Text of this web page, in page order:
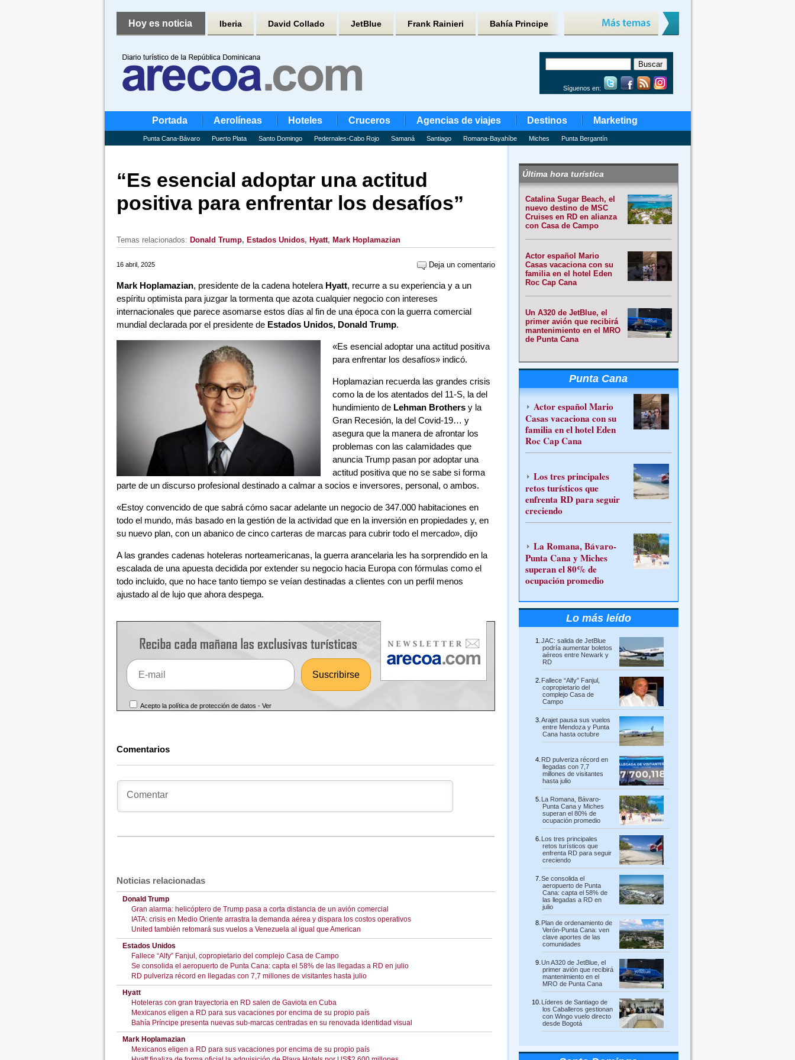
Hoy es noticia Iberia David Collado JetBlue Frank Rainieri Bahía Principe
Síguenos en:
Portada Aerolíneas Hoteles Cruceros Agencias de viajes Destinos Marketing
Punta Cana-Bávaro Puerto Plata Santo Domingo Pedernales-Cabo Rojo Samaná Santiago Romana-Bayahíbe Miches Punta Bergantín
“Es esencial adoptar una actitud
positiva para enfrentar los desafíos”
Temas relacionados: Donald Trump, Estados Unidos, Hyatt, Mark Hoplamazian
16 abril, 2025 Deja un comentario
Mark Hoplamazian, presidente de la cadena hotelera Hyatt, recurre a su experiencia y a un
espíritu optimista para juzgar la tormenta que azota cualquier negocio con intereses
internacionales que parece asomarse estos días al fin de una época con la guerra comercial
mundial declarada por el presidente de Estados Unidos, Donald Trump.
«Es esencial adoptar una actitud positiva
para enfrentar los desafíos» indicó.
Hoplamazian recuerda las grandes crisis
como la de los atentados del 11-S, la del
hundimiento deLehman Brothersy la
Gran Recesión, la del Covid-19… y
asegura que la manera de afrontar los
problemas con las calamidades que
anuncia Trump pasan por adoptar una
actitud positiva que no se sabe si forma
parte de un discurso profesional destinado a calmar a socios e inversores, personal, o ambos.
«Estoy convencido de que sabrá cómo sacar adelante un negocio de 347.000 habitaciones en
todo el mundo, más basado en la gestión de la actividad que en la inversión en propiedades y, en
su nuevo plan, con un abanico de cinco carteras de marcas para cubrir todo el mercado», dijo
A las grandes cadenas hoteleras norteamericanas, la guerra arancelaria les ha sorprendido en la
escalada de una apuesta decidida por extender su negocio hacia Europa con fórmulas como el
todo incluido, que no hace tanto tiempo se veían destinadas a clientes con un perfil menos
ajustado al de lujo que ahora despega.
Acepto la política de protección de datos -Ver
Comentarios
Noticias relacionadas
Donald Trump
Gran alarma: helicóptero de Trump pasa a corta distancia de un avión comercial
IATA: crisis en Medio Oriente arrastra la demanda aérea y dispara los costos operativos
United también retomará sus vuelos a Venezuela al igual que American
Estados Unidos
Fallece “Alfy” Fanjul, copropietario del complejo Casa de Campo
Se consolida el aeropuerto de Punta Cana: capta el 58% de las llegadas a RD en julio
RD pulveriza récord en llegadas con 7,7 millones de visitantes hasta julio
Hyatt
Hoteleras con gran trayectoria en RD salen de Gaviota en Cuba
Mexicanos eligen a RD para sus vacaciones por encima de su propio país
Bahía Príncipe presenta nuevas sub-marcas centradas en su renovada identidad visual
Mark Hoplamazian
Mexicanos eligen a RD para sus vacaciones por encima de su propio país
Última hora turística
Catalina Sugar Beach, el
nuevo destino de MSC
Cruises en RD en alianza
con Casa de Campo
Actor español Mario
Casas vacaciona con su
familia en el hotel Eden
Roc Cap Cana
Un A320 de JetBlue, el
primer avión que recibirá
mantenimiento en el MRO
de Punta Cana
Punta Cana
Actor español Mario
Casas vacaciona con su
familia en el hotel Eden
Roc Cap Cana
Los tres principales
retos turísticos que
enfrenta RD para seguir
creciendo
La Romana, Bávaro-
Punta Cana y Miches
superan el 80% de
ocupación promedio
Lo más leído
JAC: salida de JetBlue
podría aumentar boletos
aéreos entre Newark y
RD
Fallece “Alfy” Fanjul,
copropietario del
complejo Casa de
Campo
Arajet pausa sus vuelos
entre Mendoza y Punta
Cana hasta octubre
RD pulveriza récord en
llegadas con 7,7
millones de visitantes
hasta julio
La Romana, Bávaro-
Punta Cana y Miches
superan el 80% de
ocupación promedio
Los tres principales
retos turísticos que
enfrenta RD para seguir
creciendo
Se consolida el
aeropuerto de Punta
Cana: capta el 58% de
las llegadas a RD en
julio
Plan de ordenamiento de
Verón-Punta Cana: ven
clave aportes de las
comunidades
Un A320 de JetBlue, el
primer avión que recibirá
mantenimiento en el
MRO de Punta Cana
Líderes de Santiago de
los Caballeros gestionan
con Wingo vuelo directo
desde Bogotá